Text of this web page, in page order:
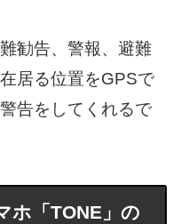
勧告、警報、避難
居る位置をGPSで
告をしてくれるで
ホ「TONE」の